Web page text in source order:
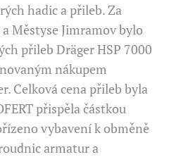
hadic a přileb. Za
Městyse Jimramov bylo
přileb Dräger HSP 7000
nákupem
Celková cena přileb byla
přispěla částkou
vybavení k obměně
armatur a